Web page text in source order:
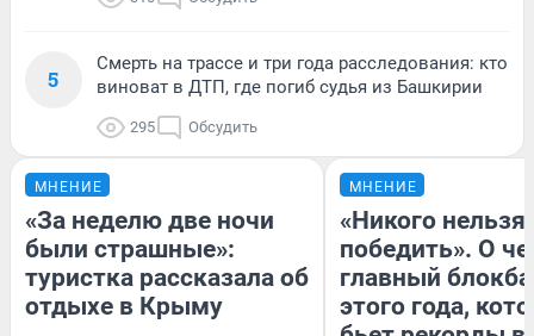
5
Смерть на трассе и три года расследования: кто
виноват в ДТП, где погиб судья из Башкирии
295 Обсудить
МНЕНИЕ
«За неделю две ночи
были страшные»:
туристка рассказала об
отдыхе в Крыму
МНЕНИЕ
«Никого нельзя
победить». О
главный
этого года,